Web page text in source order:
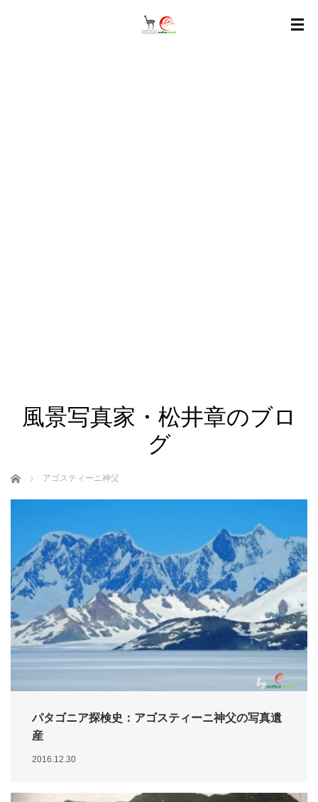
風景写真家・松井章のブロ
グ
ホーム アゴスティーニ神父
パタゴニア探検史：アゴスティーニ神父の写真遺
産
2016.12.30